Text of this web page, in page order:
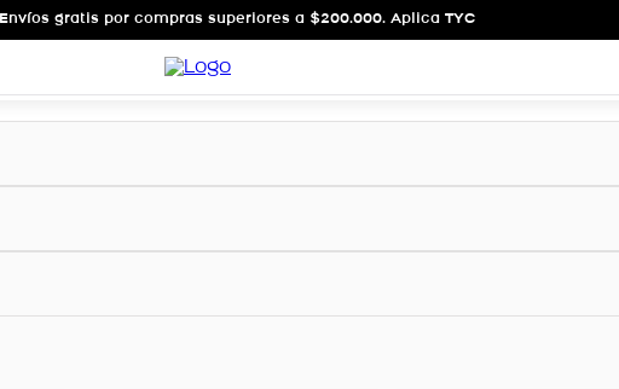
Envíos gratis por compras superiores a $200.000. Aplica TYC